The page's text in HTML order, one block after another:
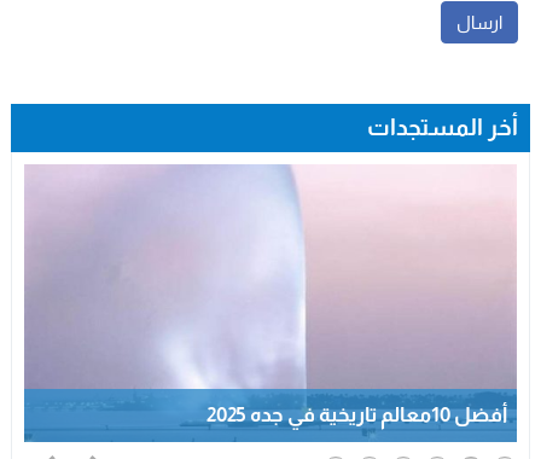
أخر المستجدات
أفضل 10معالم تاريخية في جده 2025